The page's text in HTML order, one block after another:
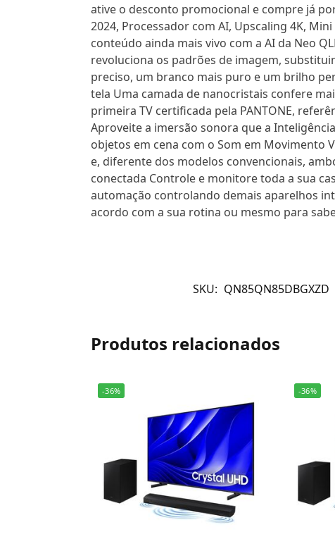
ative o desconto promocional e compre já
2024, Processador com AI, Upscaling 4K,
conteúdo ainda mais vivo com a AI da Neo
revoluciona os padrões de imagem,
preciso, um branco mais puro e um brilho
tela Uma camada de nanocristais confere
primeira TV certificada pela PANTONE,
Aproveite a imersão sonora que a
objetos em cena com o Som em Movimento
e, diferente dos modelos convencionais,
conectada Controle e monitore toda a sua
automação controlando demais aparelhos
acordo com a sua rotina ou mesmo para
SKU: QN85QN85DBGXZD
Produtos relacionados
-36% -36%